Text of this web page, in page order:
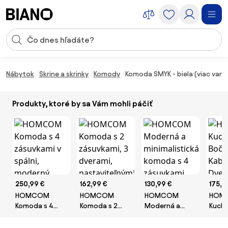
Vstup pre vyhľadávanie
Nábytok Skrine a skrinky Komody Komoda SMYK - biela (viac
Produkty, ktoré by sa Vám mohli páčiť
250,99 €
HOMCOM
Komoda s 4
162,99 €
HOMCOM
Komoda s 2
130,99 €
HOMCOM
Moderná a